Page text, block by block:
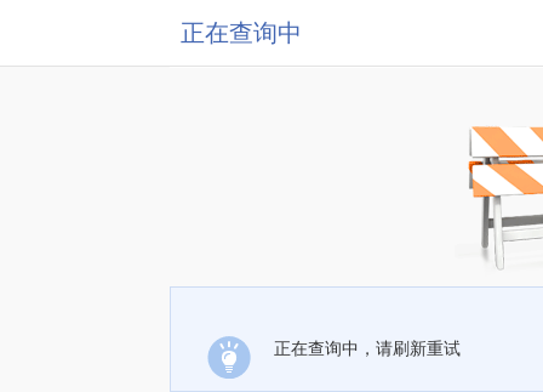
正在查询中
正在查询中，请刷新重试